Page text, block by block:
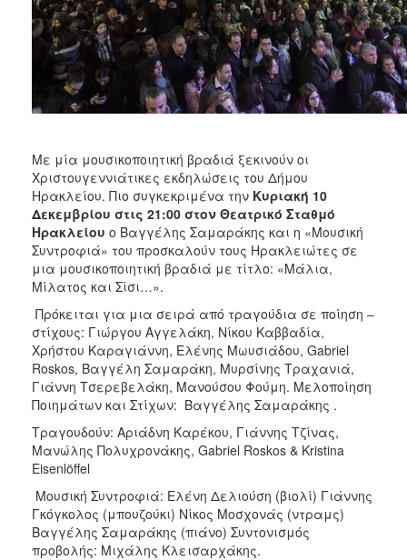
ΤΟΠΟΣ
ΠΟΛΙΤΙΣΜΟΣ
Με μία μουσικοποιητική βραδιά ξεκινούν οι
Χριστουγεννιάτικες εκδηλώσεις του Δήμου
Ηρακλείου. Πιο συγκεκριμένα την Κυριακή 10
Δεκεμβρίου στις 21:00 στον Θεατρικό Σταθμό
Ηρακλείου ο Βαγγέλης Σαμαράκης και η «Μουσική
Συντροφιά» του προσκαλούν τους Ηρακλειώτες σε
μια μουσικοποιητική βραδιά με τίτλο: «Μάλια,
Μίλατος και Σίσι…».
Πρόκειται για μια σειρά από τραγούδια σε ποίηση –
στίχους: Γιώργου Αγγελάκη, Νίκου Καββαδία,
Χρήστου Καραγιάννη, Ελένης Μωυσιάδου, Gabriel
Roskos, Βαγγέλη Σαμαράκη, Μυρσίνης Τραχανιά,
Γιάννη Τσερεβελάκη, Μανούσου Φούμη. Μελοποίηση
Ποιημάτων και Στίχων: Βαγγέλης Σαμαράκης .
Τραγουδούν: Αριάδνη Καρέκου, Γιάννης Τζίνας,
Μανώλης Πολυχρονάκης, Gabriel Roskos & Kristina
Eisenlöffel
Μουσική Συντροφιά: Ελένη Δελιούση (βιολί) Γιάννης
Γκόγκολος (μπουζούκι) Νίκος Μοσχονάς (ντραμς)
Βαγγέλης Σαμαράκης (πιάνο) Συντονισμός
προβολής: Μιχάλης Κλεισαρχάκης.